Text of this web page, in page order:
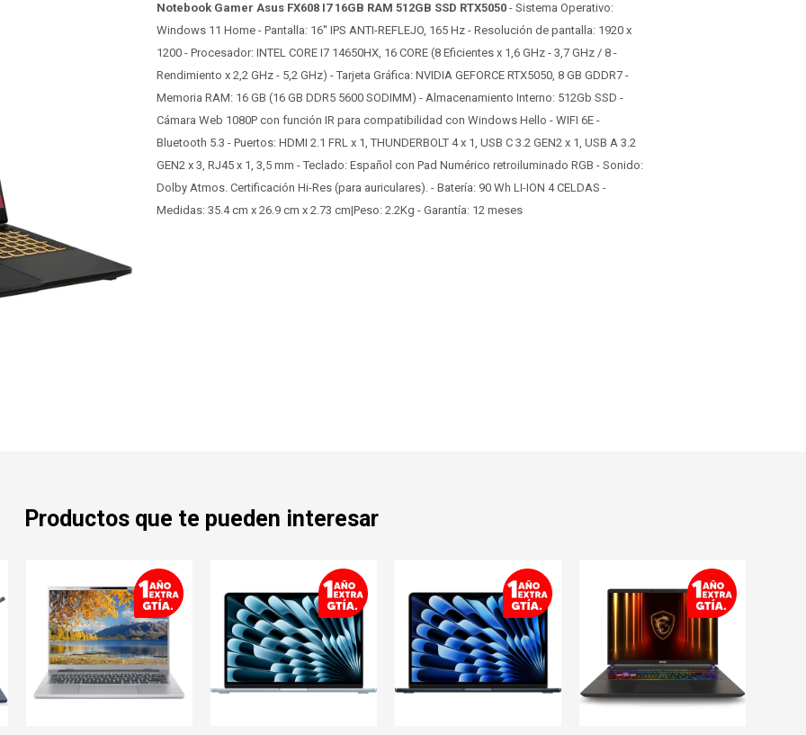
Notebook Gamer Asus FX608 I7 16GB RAM 512GB SSD RTX5050 - Sistema Operativo:
Windows 11 Home - Pantalla: 16'' IPS ANTI-REFLEJO, 165 Hz - Resolución de pantalla: 1920 x
1200 - Procesador: INTEL CORE I7 14650HX, 16 CORE (8 Eficientes x 1,6 GHz - 3,7 GHz / 8 -
Rendimiento x 2,2 GHz - 5,2 GHz) - Tarjeta Gráfica: NVIDIA GEFORCE RTX5050, 8 GB GDDR7 -
Memoria RAM: 16 GB (16 GB DDR5 5600 SODIMM) - Almacenamiento Interno: 512Gb SSD -
Cámara Web 1080P con función IR para compatibilidad con Windows Hello - WIFI 6E -
Bluetooth 5.3 - Puertos: HDMI 2.1 FRL x 1, THUNDERBOLT 4 x 1, USB C 3.2 GEN2 x 1, USB A 3.2
GEN2 x 3, RJ45 x 1, 3,5 mm - Teclado: Español con Pad Numérico retroiluminado RGB - Sonido:
Dolby Atmos. Certificación Hi-Res (para auriculares). - Batería: 90 Wh LI-ION 4 CELDAS -
Medidas: 35.4 cm x 26.9 cm x 2.73 cm|Peso: 2.2Kg - Garantía: 12 meses
Productos que te pueden interesar